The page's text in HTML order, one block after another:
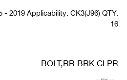
- 2019 Applicability: CK3(J96) QTY:
16
BOLT,RR BRK CLPR